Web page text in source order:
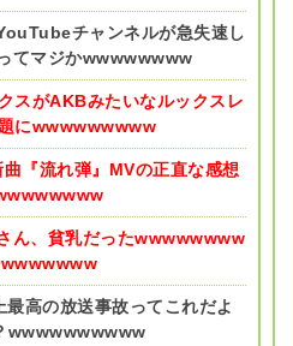
チャンネルが急失速し
てマジかwwwwwwww
スがAKBみたいなルックスレ
にwwwwwwwww
曲『流れ弾』MVの正直な感想
ん、貧乳だったwwwwwwww
最高の放送事故ってこれだよ
wwwwwwwwww